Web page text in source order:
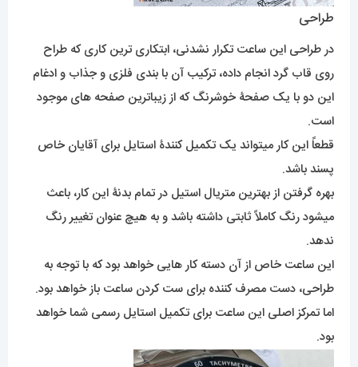
طراحی
در طراحی این ساعت تکرار نشدنی، ابتکاری ترین کاری که طراح
روی قاب گرد انجام داده، ترکیب آن با بندی فلزی و جذاب و ادغام
این دو با یک صفحۀ خوشرنگ که از زیباترین صفحه های موجود
است.
قطعاً این کار میتواند یک تکمیل کنندۀ استایل برای آقایان خاص
پسند باشد.
بهره گرفتن از بهترین متریال استیل در تمام بدنۀ این کار، باعث
میشود رنگ کاملاً ثابتی داشته باشد و به هیچ عنوان تغییر رنگ
ندهد.
این ساعت خاص از آن دسته کار هایی خواهد بود که با توجه به
طراحی، دست مصرف کننده برای ست کردن ساعت باز خواهد بود.
اما تمرکز اصلی این ساعت برای تکمیل استایل رسمی شما خواهد
بود.